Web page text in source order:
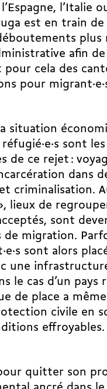
l’Italie
est en train de
plus
afin
cela des
pour
situation
réfugié·e·s sont
de ce rejet :
dans
criminalisation.
», lieux de
sont
de migration.
sont alors
une
le cas d’un pays
de place a
civile en
effroyables.
quitter son